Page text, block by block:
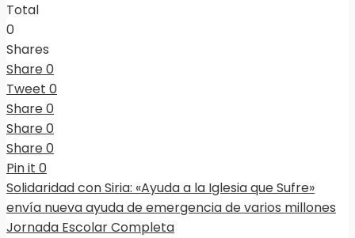
Total
0
Shares
Share0
Tweet 0
Share0
Share0
Share0
Pin it 0
Solidaridad con Siria: «Ayuda a la Iglesia que Sufre»
envía nueva ayuda de emergencia de varios millones
Jornada Escolar Completa